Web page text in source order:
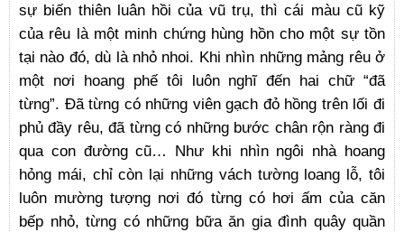
sự biến thiên luân hồi của vũ trụ, thì cái màu cũ kỹ
của rêu là một minh chứng hùng hồn cho một sự tồn
tại nào đó, dù là nhỏ nhoi. Khi nhìn những mảng rêu ở
một nơi hoang phế tôi luôn nghĩ đến hai chữ “đã
từng”. Đã từng có những viên gạch đỏ hồng trên lối đi
phủ đầy rêu, đã từng có những bước chân rộn ràng đi
qua con đường cũ… Như khi nhìn ngôi nhà hoang
hỏng mái, chỉ còn lại những vách tường loang lỗ, tôi
luôn mường tượng nơi đó từng có hơi ấm của căn
bếp nhỏ, từng có những bữa ăn gia đình quây quần